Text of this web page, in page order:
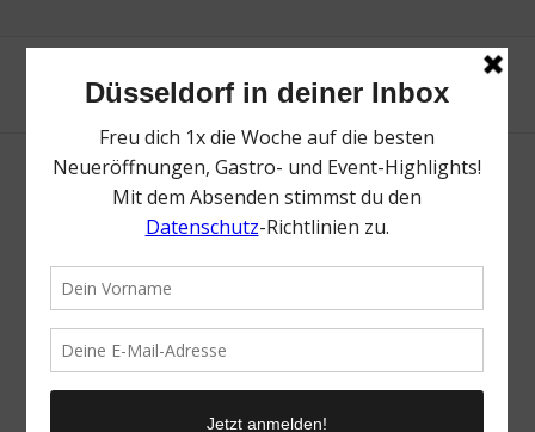
Die Top Spots für kaltgepresste Säfte &